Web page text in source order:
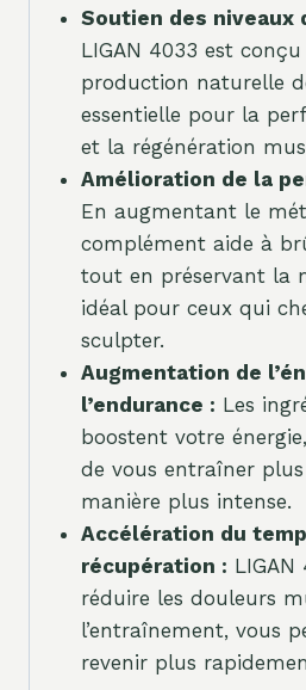
Soutien des niveaux
LIGAN 4033 est
production naturelle
essentielle pour la
et la régénération
Amélioration de la
En augmentant le
complément aide à
tout en préservant la
idéal pour ceux qui
sculpter.
Augmentation de
l’endurance : Les
boostent votre
de vous entraîner
manière plus intense.
Accélération du
récupération : LIGAN
réduire les douleurs
l’entraînement, vous
revenir plus